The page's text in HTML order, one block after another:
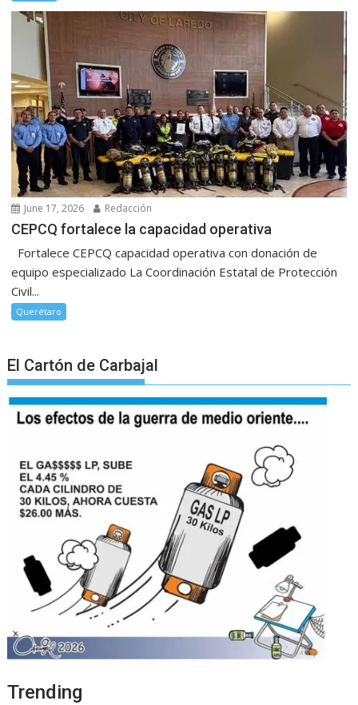
June 17, 2026 Redacción
CEPCQ fortalece la capacidad operativa
Fortalece CEPCQ capacidad operativa con donación de
equipo especializado La Coordinación Estatal de Protección
Civil...
Querétaro
El Cartón de Carbajal
Trending